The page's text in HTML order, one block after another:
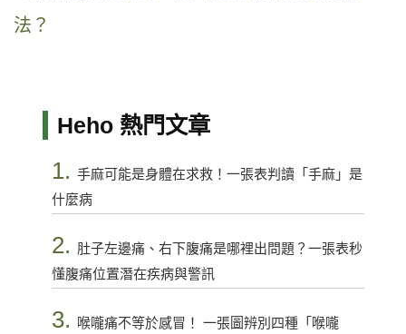
法？
Heho 熱門文章
1. 手麻可能是身體在求救！一張表判讀「手麻」是
什麼病
2. 肚子左邊痛、右下腹痛是哪裡出問題？一張表秒
懂腹痛位置潛在疾病與警訊
3.
喉嚨痛不等於感冒！ 一張圖辨別四種「喉嚨